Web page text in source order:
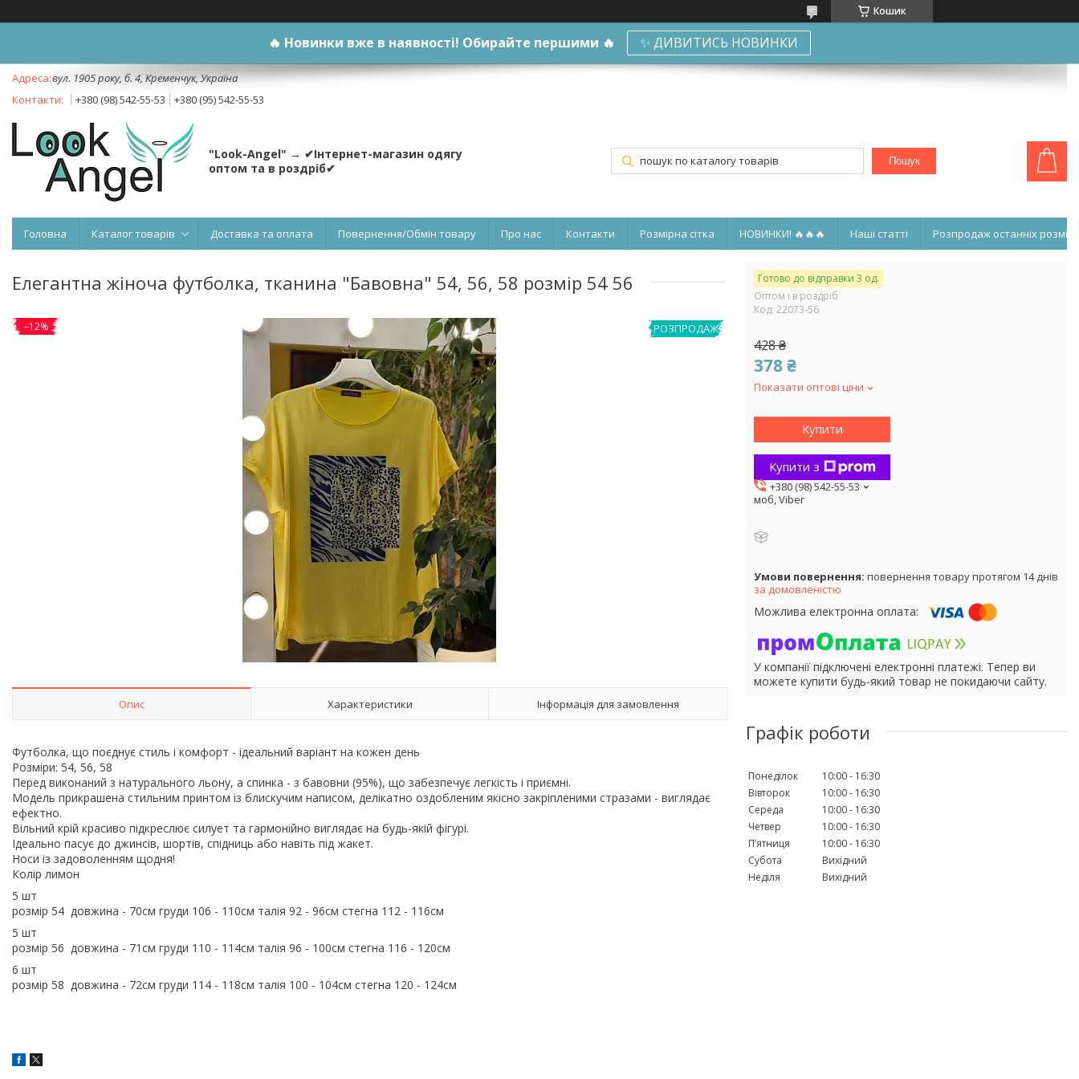
Кошик
🔥 Новинки вже в наявності! Обирайте першими 🔥 ✨ ДИВИТИСЬ НОВИНКИ
вул. 1905 року, б. 4, Кременчук, Україна
+380 (98) 542-55-53
+380 (95) 542-55-53
"Look-Angel" → ✔Інтернет-магазин одягу
оптом та в роздріб✔
Пошук
Головна Каталог товарів Доставка та оплата Повернення/Обмін товару Про нас Контакти Розмірна сітка НОВИНКИ! 🔥🔥🔥 Наші статті Розпродаж останніх
Елегантна жіноча футболка, тканина "Бавовна" 54, 56, 58 розмір 54 56
РОЗПРОДАЖ
–12%
Опис Характеристики Інформація для замовлення
Футболка, що поєднує стиль і комфорт - ідеальний варіант на кожен день
Розміри: 54, 56, 58
Перед виконаний з натурального льону, а спинка - з бавовни (95%), що забезпечує легкість і приємні.
Модель прикрашена стильним принтом із блискучим написом, делікатно оздобленим якісно закріпленими стразами - виглядає
ефектно.
Вільний крій красиво підкреслює силует та гармонійно виглядає на будь-якій фігурі.
Ідеально пасує до джинсів, шортів, спідниць або навіть під жакет.
Носи із задоволенням щодня!
Колір лимон
5 шт
розмір 54 довжина - 70см груди 106 - 110см талія 92 - 96см стегна 112 - 116см
5 шт
розмір 56 довжина - 71см груди 110 - 114см талія 96 - 100см стегна 116 - 120см
6 шт
розмір 58 довжина - 72см груди 114 - 118см талія 100 - 104см стегна 120 - 124см
Готово до відправки 3 од.
Оптом і в роздріб
Код: 22073-56
428 ₴
378 ₴
Показати оптові ціни
Купити
Купити з
+380 (98) 542-55-53
моб, Viber
повернення товару протягом 14 днів
за домовленістю
У компанії підключені електронні платежі. Тепер ви
можете купити будь-який товар не покидаючи сайту.
Графік роботи
Понеділок 10:00
16:30
Вівторок
10:00
16:30
Середа
10:00
16:30
Четвер
10:00
16:30
Пʼятниця
10:00
16:30
Субота
Вихідний
Неділя
Вихідний